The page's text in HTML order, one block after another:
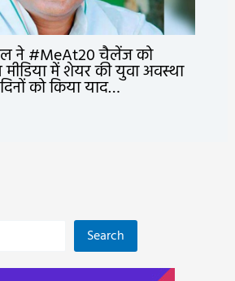
ने #MeAt20 चैलेंज को
मीडिया में शेयर की युवा अवस्था
को किया याद…
Search